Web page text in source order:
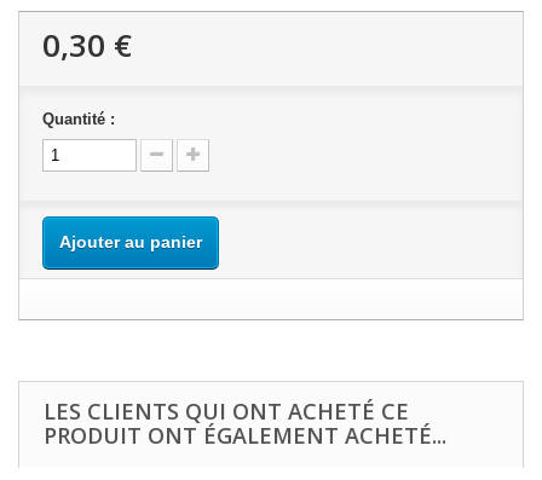
0,30 €
Quantité :
Ajouter au panier
LES CLIENTS QUI ONT ACHETÉ CE
PRODUIT ONT ÉGALEMENT ACHETÉ...